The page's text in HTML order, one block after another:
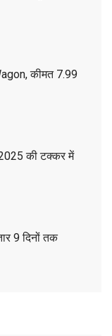
कीमत 7.99
2025 की टक्कर में
9 दिनों तक